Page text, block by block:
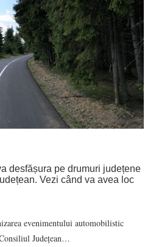
desfășura pe drumuri județene
Vezi când va avea loc
evenimentului automobilistic
Județean…